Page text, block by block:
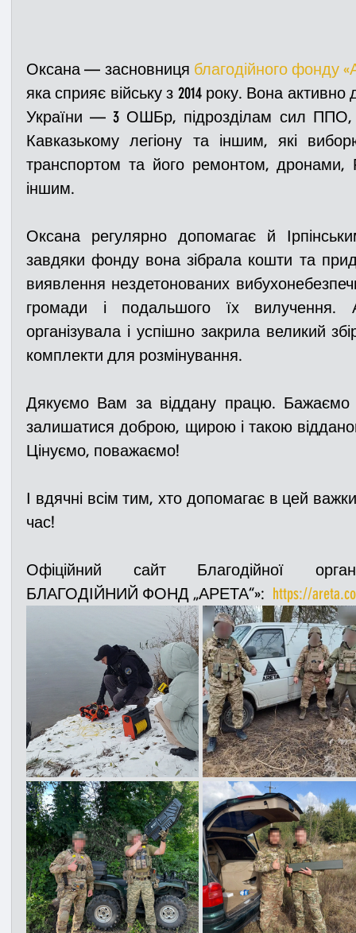
Оксана — засновниця благодійного фонду
яка сприяє війську з 2014 року. Вона
України — 3 ОШБр, підрозділам сил ППО,
Кавказькому легіону та іншим, які
транспортом та його ремонтом,
іншим.
Оксана регулярно допомагає й
завдяки фонду вона зібрала кошти та
виявлення нездетонованих
громади і подальшого їх вилучення.
організувала і успішно закрила великий
комплекти для розмінування.
Дякуємо Вам за віддану працю. Бажаємо
залишатися доброю, щирою і такою
Цінуємо, поважаємо!
І вдячні всім тим, хто допомагає в цей
час!
Офіційний сайт Благодійної
БЛАГОДІЙНИЙ ФОНД „АРЕТА“»: https://